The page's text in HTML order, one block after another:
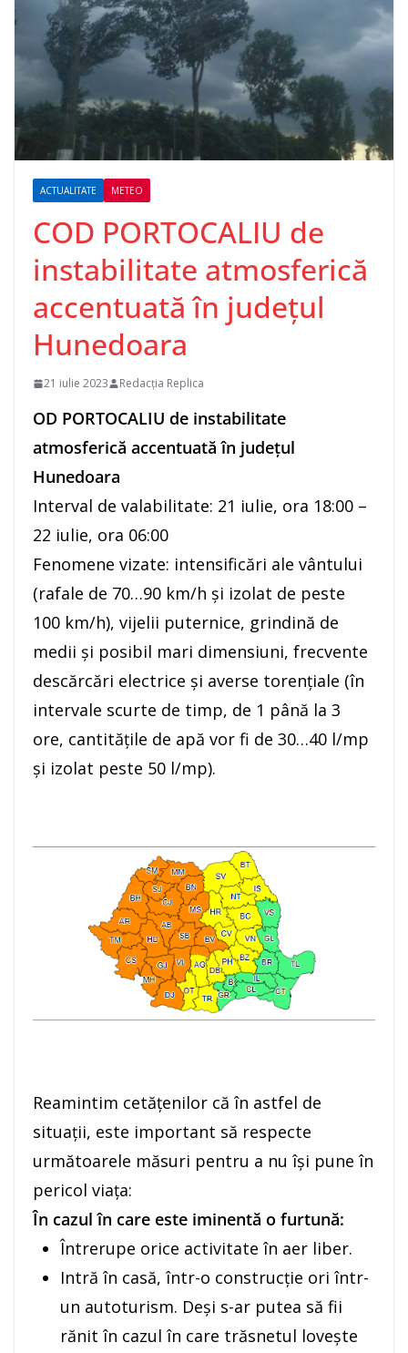
ACTUALITATE METEO
COD PORTOCALIU de
instabilitate atmosferică
accentuată în județul
Hunedoara
21 iulie 2023 Redacția Replica
OD PORTOCALIU de instabilitate
atmosferică accentuată în județul
Hunedoara
Interval de valabilitate: 21 iulie, ora 18:00 –
22 iulie, ora 06:00
Fenomene vizate: intensificări ale vântului
(rafale de 70…90 km/h și izolat de peste
100 km/h), vijelii puternice, grindină de
medii și posibil mari dimensiuni, frecvente
descărcări electrice și averse torențiale (în
intervale scurte de timp, de 1 până la 3
ore, cantitățile de apă vor fi de 30…40 l/mp
și izolat peste 50 l/mp).
Reamintim cetățenilor că în astfel de
situații, este important să respecte
următoarele măsuri pentru a nu își pune în
pericol viața:
În cazul în care este iminentă o furtună:
Întrerupe orice activitate în aer liber.
Intră în casă, într-o construcţie ori într-
un autoturism. Deşi s-ar putea să fii
rănit în cazul în care trăsnetul loveşte